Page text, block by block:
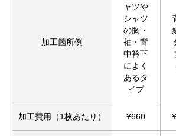
加工箇所例
ャツや
シャツ
の胸・
袖・背
中衿下
によく
あるタ
イプ
加工費用（1枚あたり） ¥660